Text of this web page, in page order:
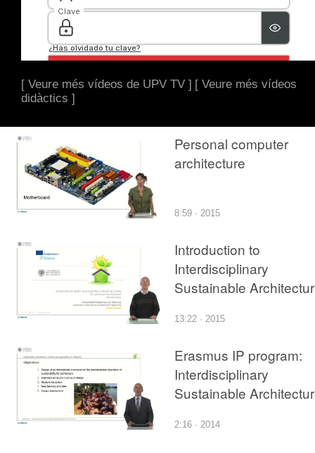
[ Veure més vídeos de UPV TV ] [ Veure més vídeos
didàctics ]
Personal computer
architecture
8:59 · 2015
Introduction to
Interdisciplinary
Sustainable
13:22 · 2015
Erasmus IP program:
Interdisciplinary
Sustainable
2:16 · 2014